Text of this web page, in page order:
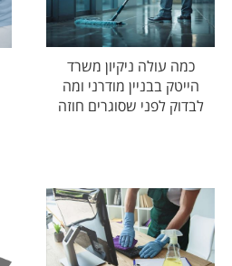
כמה עולה ניקיון משרד
הייטק בבניין מודרני ומה
לבדוק לפני שסוגרים חוזה